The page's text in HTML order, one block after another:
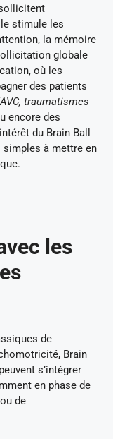
stimule les
la mémoire
globale
où les
des patients
traumatismes
encore des
du Brain Ball
à mettre en
les
de
Brain
s’intégrer
en phase de
de